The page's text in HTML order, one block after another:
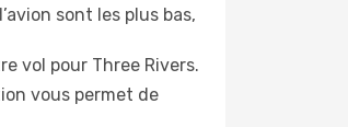
sont les plus bas,
vol pour Three Rivers.
vous permet de